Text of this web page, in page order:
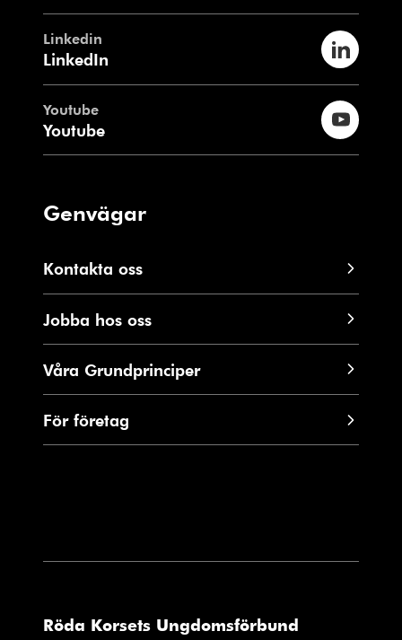
Linkedin
LinkedIn
Youtube
Youtube
Genvägar
Kontakta oss
Jobba hos oss
Våra Grundprinciper
För företag
Röda Korsets Ungdomsförbund